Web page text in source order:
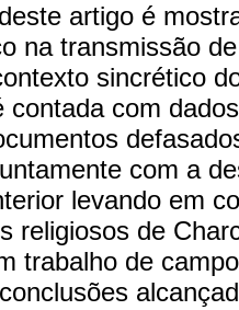
artigo é
na transmissão
sincrético
contada com
com a
levando em
religiosos de
trabalho de